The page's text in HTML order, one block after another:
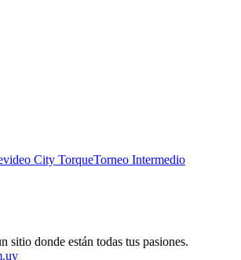
City TorqueTorneo Intermedio
sitio donde están todas tus pasiones.